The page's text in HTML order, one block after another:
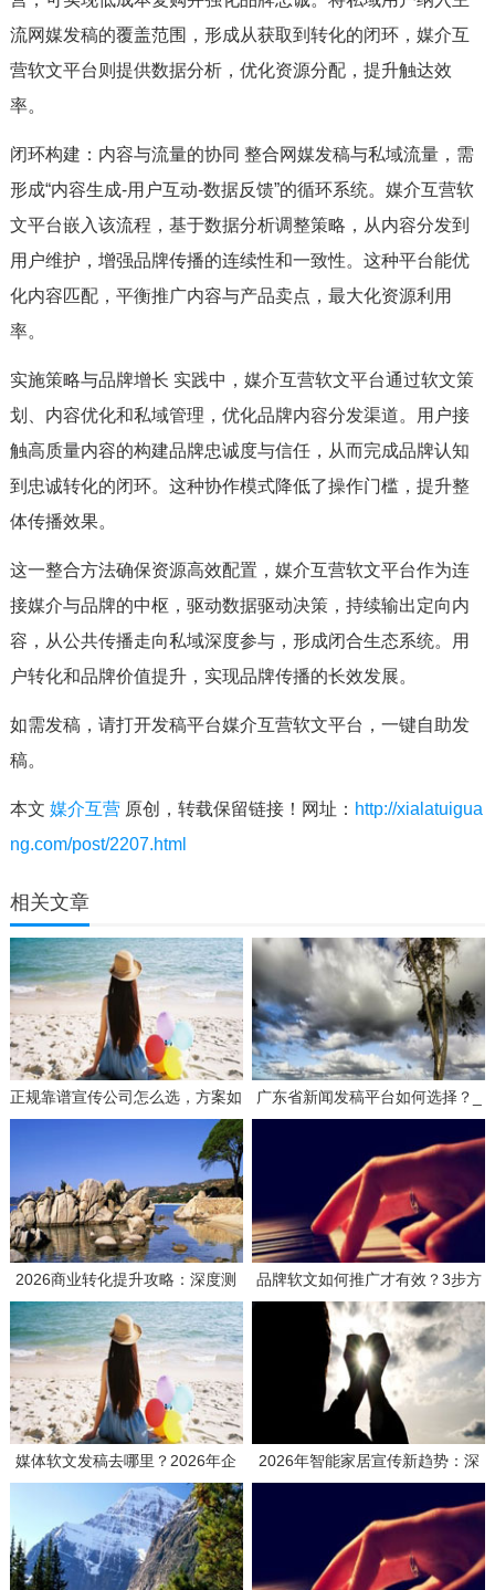
流网媒发稿的覆盖范围，形成从获取到转化的闭环，媒介互
营软文平台则提供数据分析，优化资源分配，提升触达效
率。
闭环构建：内容与流量的协同 整合网媒发稿与私域流量，需
形成“内容生成-用户互动-数据反馈”的循环系统。媒介互营软
文平台嵌入该流程，基于数据分析调整策略，从内容分发到
用户维护，增强品牌传播的连续性和一致性。这种平台能优
化内容匹配，平衡推广内容与产品卖点，最大化资源利用
率。
实施策略与品牌增长 实践中，媒介互营软文平台通过软文策
划、内容优化和私域管理，优化品牌内容分发渠道。用户接
触高质量内容的构建品牌忠诚度与信任，从而完成品牌认知
到忠诚转化的闭环。这种协作模式降低了操作门槛，提升整
体传播效果。
这一整合方法确保资源高效配置，媒介互营软文平台作为连
接媒介与品牌的中枢，驱动数据驱动决策，持续输出定向内
容，从公共传播走向私域深度参与，形成闭合生态系统。用
户转化和品牌价值提升，实现品牌传播的长效发展。
如需发稿，请打开发稿平台媒介互营软文平台，一键自助发
稿。
本文 媒介互营原创，转载保留链接！网址： http://xialatuigua
ng.com/post/2207.html
相关文章
正规靠谱宣传公司怎么选，方案如
何策划才有效？
广东省新闻发稿平台如何选择？_
3个要点帮你找到靠谱服务商
2026商业转化提升攻略：深度测
评如何选择高效媒体发稿供应商
品牌软文如何推广才有效？3步方
案与实战思路分享
媒体软文发稿去哪里？2026年企
业发稿平台选择全攻略与避坑指南
2026年智能家居宣传新趋势：深
度测评主流推广平台，解码品效合